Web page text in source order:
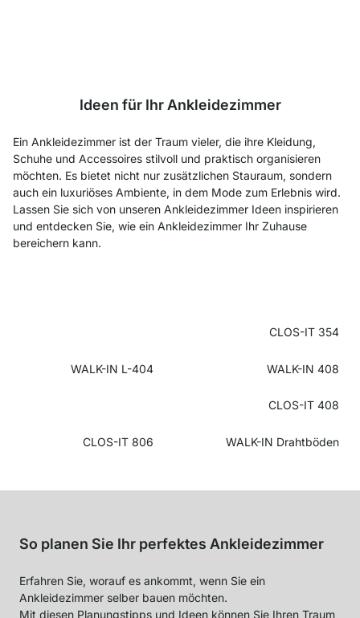
Ideen für Ihr Ankleidezimmer
Ein Ankleidezimmer ist der Traum vieler, die ihre Kleidung,
Schuhe und Accessoires stilvoll und praktisch organisieren
möchten. Es bietet nicht nur zusätzlichen Stauraum, sondern
auch ein luxuriöses Ambiente, in dem Mode zum Erlebnis wird.
Lassen Sie sich von unseren Ankleidezimmer Ideen inspirieren
und entdecken Sie, wie ein Ankleidezimmer Ihr Zuhause
bereichern kann.
CLOS-IT 354
WALK-IN L-404 WALK-IN 408
CLOS-IT 408
CLOS-IT 806 WALK-IN Drahtböden
So planen Sie Ihr perfektes Ankleidezimmer
Erfahren Sie, worauf es ankommt, wenn Sie ein
Ankleidezimmer selber bauen möchten.
Mit diesen Planungstipps und Ideen können Sie Ihren Traum